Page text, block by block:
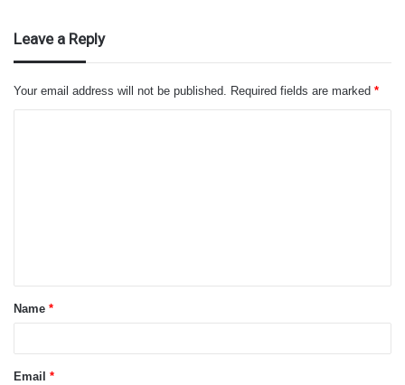
Leave a Reply
Your email address will not be published. Required fields are marked *
t
*Name *
Email *